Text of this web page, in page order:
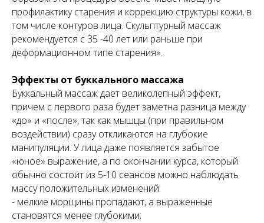
профилактику старения и коррекцию структуры кожи, в
том числе контуров лица. Скульптурный массаж
рекомендуется с 35 -40 лет или раньше при
деформационном типе старения».
Эффекты от буккального массажа
Буккальный массаж дает великолепный эффект,
причем с первого раза будет заметна разница между
«до» и «после», так как мышцы (при правильном
воздействии) сразу откликаются на глубокие
манипуляции. У лица даже появляется забытое
«юное» выражение, а по окончании курса, который
обычно состоит из 5-10 сеансов можно наблюдать
массу положительных изменений:
- мелкие морщины пропадают, а выраженные
становятся менее глубокими;